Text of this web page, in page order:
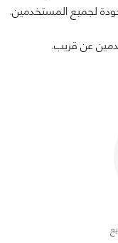
لجميع المستخدمين.
عن قريب.